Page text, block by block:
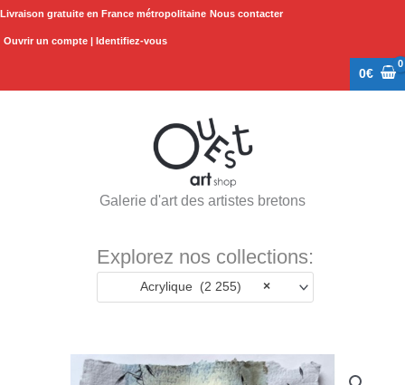
Aller
Livraison gratuite en France métropolitaine Nous contacter
Ouvrir un compte | Identifiez-vous
0€
Galerie d'art des artistes bretons
Explorez nos collections:
×
Acrylique (2 255)